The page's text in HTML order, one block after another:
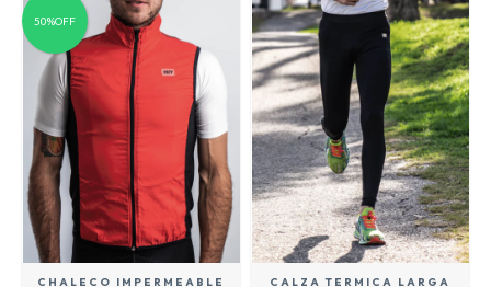
50%OFF
CHALECO IMPERMEABLE
CALZA TERMICA LARGA